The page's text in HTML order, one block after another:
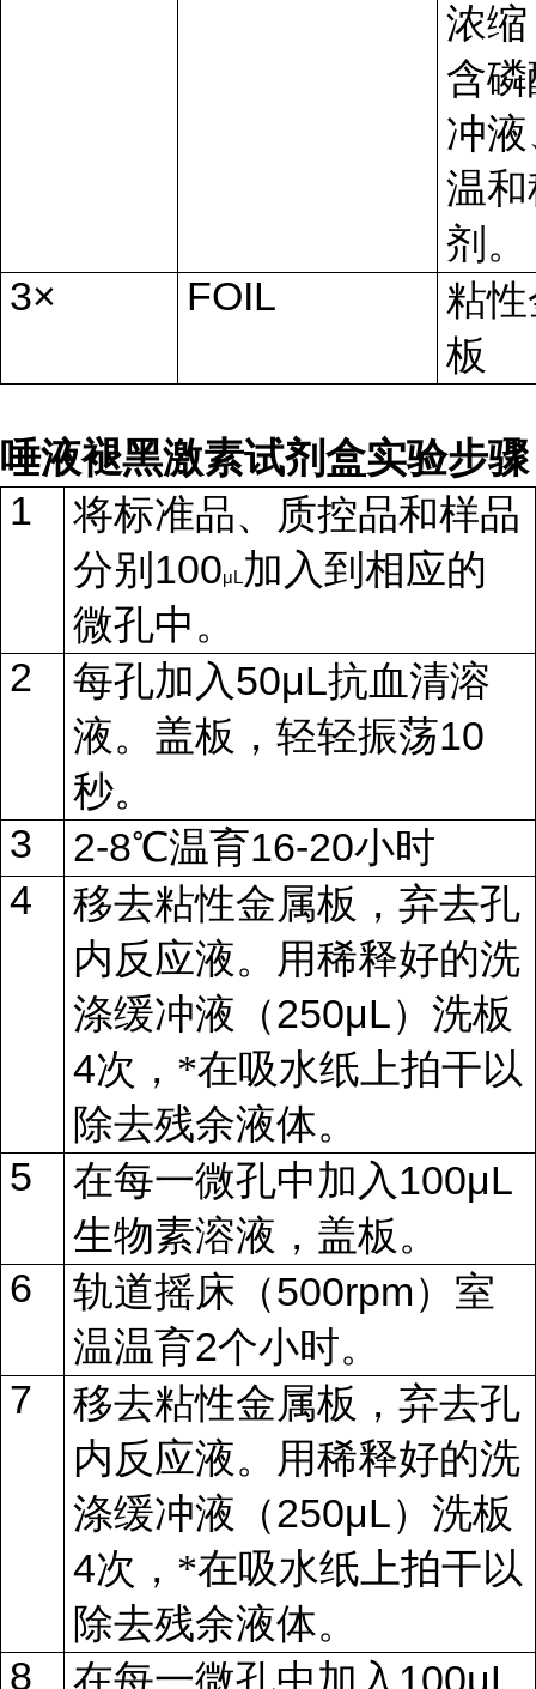
浓
含
冲
温
剂。
3× FOIL
粘
板
唾液褪黑激素试剂盒实验步骤
1
将标准品、质控品和样品
分别 100μL加入到相应的
微孔中。
2 每孔加入50μL抗血清溶
液。盖板，轻轻振荡10
秒。
3 2-8℃温育16-20小时
4
移去粘性金属板，弃去孔
内反应液。用稀释好的洗
涤缓冲液（250μL）洗板
4次，*在吸水纸上拍干以
除去残余液体。
5 在每一微孔中加入 100μL
生物素溶液，盖板。
6 轨道摇床（500rpm）室
温温育2个小时。
7
移去粘性金属板，弃去孔
内反应液。用稀释好的洗
涤缓冲液（250μL）洗板
4次，*在吸水纸上拍干以
除去残余液体。
8 在每一微孔中加入 100μL